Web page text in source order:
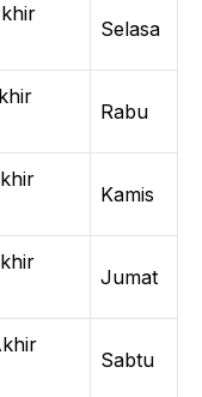
Selasa
Rabu
Kamis
Jumat
Sabtu